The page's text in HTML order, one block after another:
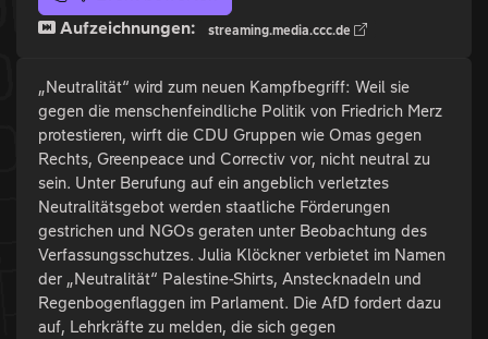
Aufzeichnungen:
streaming.media.ccc.de
„Neutralität“ wird zum neuen Kampfbegriff: Weil sie
gegen die menschenfeindliche Politik von Friedrich Merz
protestieren, wirft die CDU Gruppen wie Omas gegen
Rechts, Greenpeace und Correctiv vor, nicht neutral zu
sein. Unter Berufung auf ein angeblich verletztes
Neutralitätsgebot werden staatliche Förderungen
gestrichen und NGOs geraten unter Beobachtung des
Verfassungsschutzes. Julia Klöckner verbietet im Namen
der „Neutralität“ Palestine-Shirts, Anstecknadeln und
Regenbogenflaggen im Parlament. Die AfD fordert dazu
auf, Lehrkräfte zu melden, die sich gegen